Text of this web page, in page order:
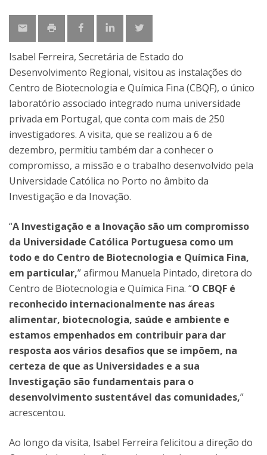
Isabel Ferreira, Secretária de Estado do
Desenvolvimento Regional, visitou as instalações do
Centro de Biotecnologia e Química Fina (CBQF), o único
laboratório associado integrado numa universidade
privada em Portugal, que conta com mais de 250
investigadores. A visita, que se realizou a 6 de
dezembro, permitiu também dar a conhecer o
compromisso, a missão e o trabalho desenvolvido pela
Universidade Católica no Porto no âmbito da
Investigação e da Inovação.
“A Investigação e a Inovação são um compromisso
da Universidade Católica Portuguesa como um
todo e do Centro de Biotecnologia e Química Fina,
em particular,” afirmou Manuela Pintado, diretora do
Centro de Biotecnologia e Química Fina. “O CBQF é
reconhecido internacionalmente nas áreas
alimentar, biotecnologia, saúde e ambiente e
estamos empenhados em contribuir para dar
resposta aos vários desafios que se impõem, na
certeza de que as Universidades e a sua
Investigação são fundamentais para o
desenvolvimento sustentável das comunidades,”
acrescentou.
Ao longo da visita, Isabel Ferreira felicitou a direção do